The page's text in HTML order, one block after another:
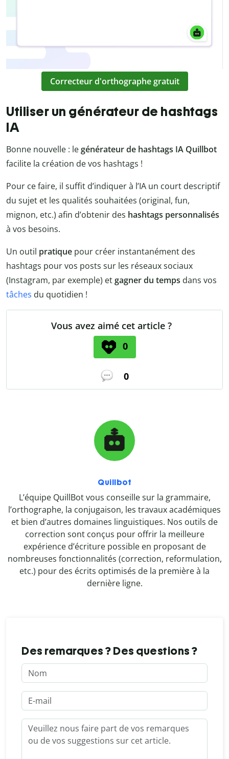
Correcteur d'orthographe gratuit
Utiliser un générateur de hashtags
IA
Bonne nouvelle : legénérateur de hashtags IA Quillbot
facilite la création de vos hashtags !
Pour ce faire, il suffit d’indiquer à l’IA un court descriptif
du sujet et les qualités souhaitées (original, fun,
mignon, etc.) afin d’obtenir des hashtags personnalisés
à vos besoins.
Un outil pratique pour créer instantanément des
hashtags pour vos posts sur les réseaux sociaux
(Instagram, par exemple) etgagner du temps dans vos
tâches du quotidien !
Vous avez aimé cet article ?
0
0
Quillbot
L’équipe QuillBot vous conseille sur la grammaire,
l’orthographe, la conjugaison, les travaux académiques
et bien d’autres domaines linguistiques. Nos outils de
correction sont conçus pour offrir la meilleure
expérience d’écriture possible en proposant de
nombreuses fonctionnalités (correction, reformulation,
etc.) pour des écrits optimisés de la première à la
dernière ligne.
Des remarques ? Des questions ?